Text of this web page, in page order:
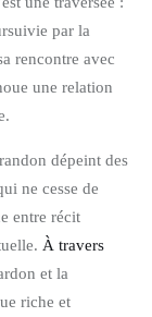
par la
rencontre avec
une relation
dépeint des
ne cesse de
entre récit
À travers
et la
riche et